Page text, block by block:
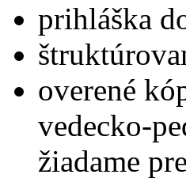
prihláška
overené
vedecko-
žiadame